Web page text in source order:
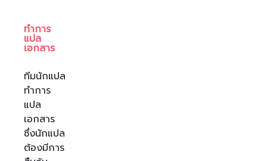
ทำการ
แปล
เอกสาร
ทีมนักแปล
ทำการ
แปล
เอกสาร
ซึ่งนักแปล
ต้องมีการ